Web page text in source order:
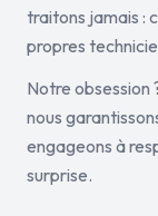
traitons jamais :
propres
Notre obsession
nous
engageons à
surprise.